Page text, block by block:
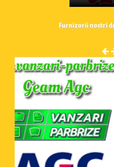
Furnizorii nostri